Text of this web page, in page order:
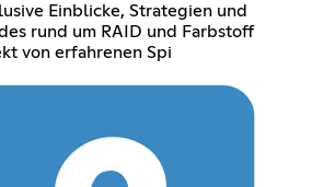
Einblicke, Strategien und
rund um RAID und Farbstoff
von erfahrenen Spi